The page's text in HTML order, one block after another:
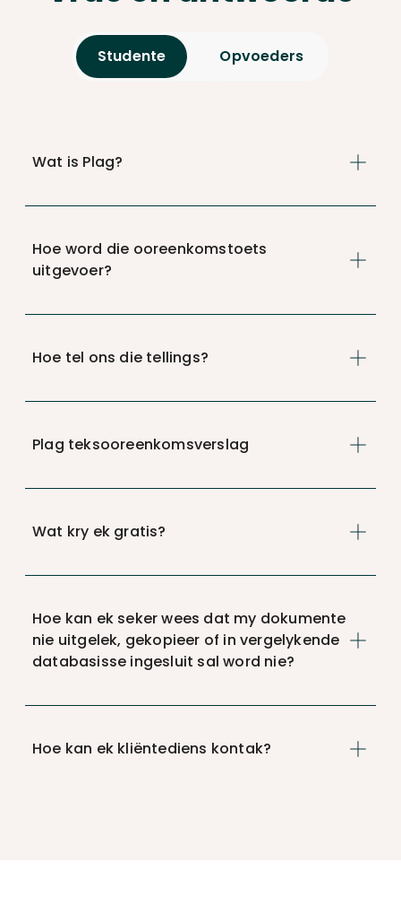
Studente Opvoeders
Wat is Plag?
Hoe word die ooreenkomstoets
uitgevoer?
Hoe tel ons die tellings?
Plag teksooreenkomsverslag
Wat kry ek gratis?
Hoe kan ek seker wees dat my dokumente
nie uitgelek, gekopieer of in vergelykende
databasisse ingesluit sal word nie?
Hoe kan ek kliëntediens kontak?